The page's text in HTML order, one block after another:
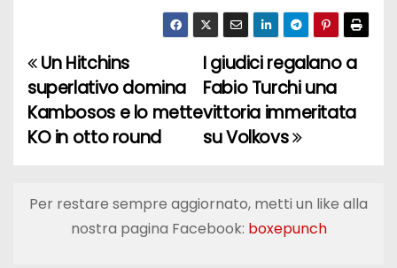
N
a
v
g
I giudici regalano a
Fabio Turchi una
vittoria immeritata
su Volkovs
Un Hitchins
superlativo domina
Kambosos e lo mette
KO in otto round
Per restare sempre aggiornato, metti un like alla
nostra pagina Facebook: boxepunch